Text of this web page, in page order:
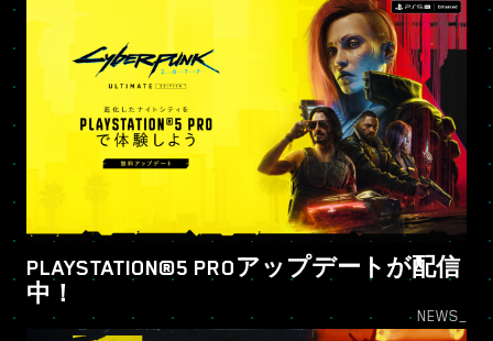
PLAYSTATION®5 PROアップデートが配信
中！
NEWS_